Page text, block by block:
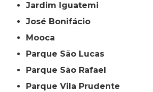
Jardim Iguatemi
José Bonifácio
Mooca
Parque São Lucas
Parque São Rafael
Parque Vila Prudente